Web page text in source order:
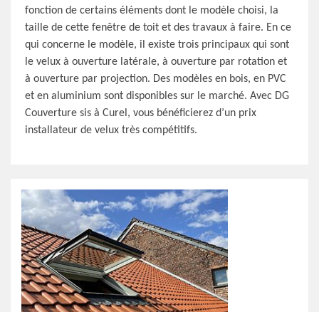
fonction de certains éléments dont le modèle choisi, la
taille de cette fenêtre de toit et des travaux à faire. En ce
qui concerne le modèle, il existe trois principaux qui sont
le velux à ouverture latérale, à ouverture par rotation et
à ouverture par projection. Des modèles en bois, en PVC
et en aluminium sont disponibles sur le marché. Avec DG
Couverture sis à Curel, vous bénéficierez d’un prix
installateur de velux très compétitifs.